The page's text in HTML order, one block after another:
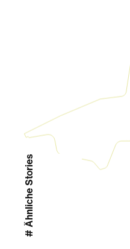
# Ähnliche Stories